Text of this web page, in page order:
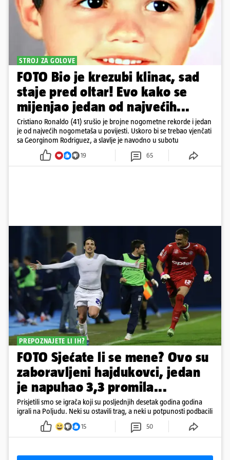
STROJ ZA GOLOVE
FOTO Bio je krezubi klinac, sad
staje pred oltar! Evo kako se
mijenjao jedan od najvećih...
Cristiano Ronaldo (41) srušio je brojne nogometne rekorde i jedan
je od najvećih nogometaša u povijesti. Uskoro bi se trebao vjenčati
sa Georginom Rodriguez, a slavlje je navodno u subotu
19 65
PREPOZNAJETE LI IH?
FOTO Sjećate li se mene? Ovo su
zaboravljeni hajdukovci, jedan
je napuhao 3,3 promila...
Prisjetili smo se igrača koji su posljednjih desetak godina godina
igrali na Poljudu. Neki su ostavili trag, a neki u potpunosti podbacili
15 50